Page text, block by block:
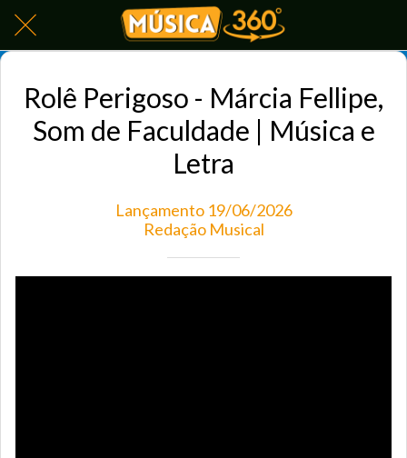
Rolê Perigoso - Márcia Fellipe,
Som de Faculdade | Música e
Letra
Lançamento 19/06/2026
Redação Musical